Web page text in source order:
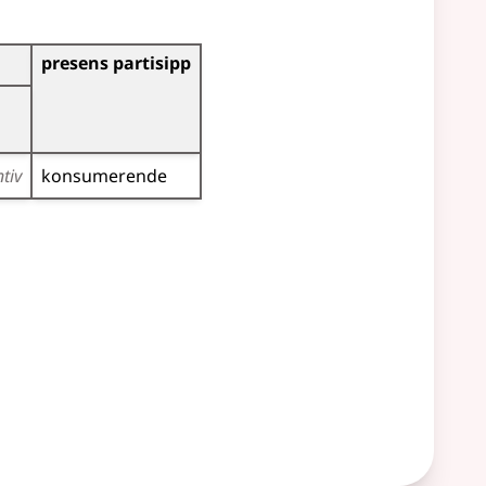
presens partisipp
konsumerende